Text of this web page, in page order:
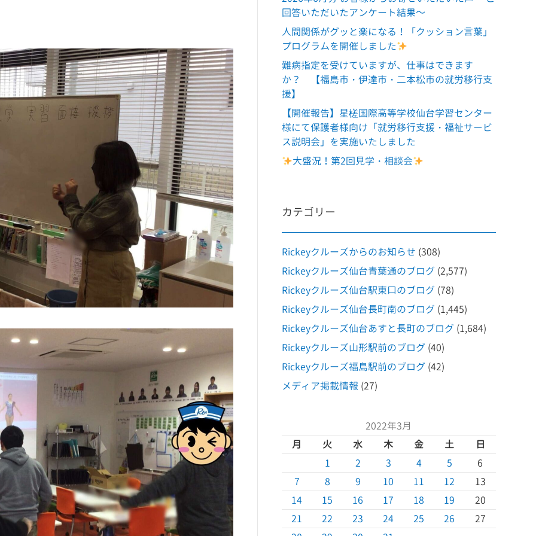
回答いただいたアンケート結果～
人間関係がグッと楽になる！「クッション言葉」
プログラムを開催しました
難病指定を受けていますが、仕事はできます
か？ 【福島市・伊達市・二本松市の就労移行支
援】
【開催報告】星槎国際高等学校仙台学習センター
様にて保護者様向け「就労移行支援・福祉サービ
ス説明会」を実施いたしました
大盛況！第2回見学・相談会
カテゴリー
Rickeyクルーズからのお知らせ (308)
Rickeyクルーズ仙台青葉通のブログ (2,577)
Rickeyクルーズ仙台駅東口のブログ (78)
Rickeyクルーズ仙台長町南のブログ (1,445)
Rickeyクルーズ仙台あすと長町のブログ (1,684)
Rickeyクルーズ山形駅前のブログ (40)
Rickeyクルーズ福島駅前のブログ (42)
メディア掲載情報 (27)
2022年3月
月
火 水 木 金 土
日
1
2 3 4 5
6
7
8 9 10 11 12
13
14
15 16 17 18 19
20
21
22 23 24 25 26
27